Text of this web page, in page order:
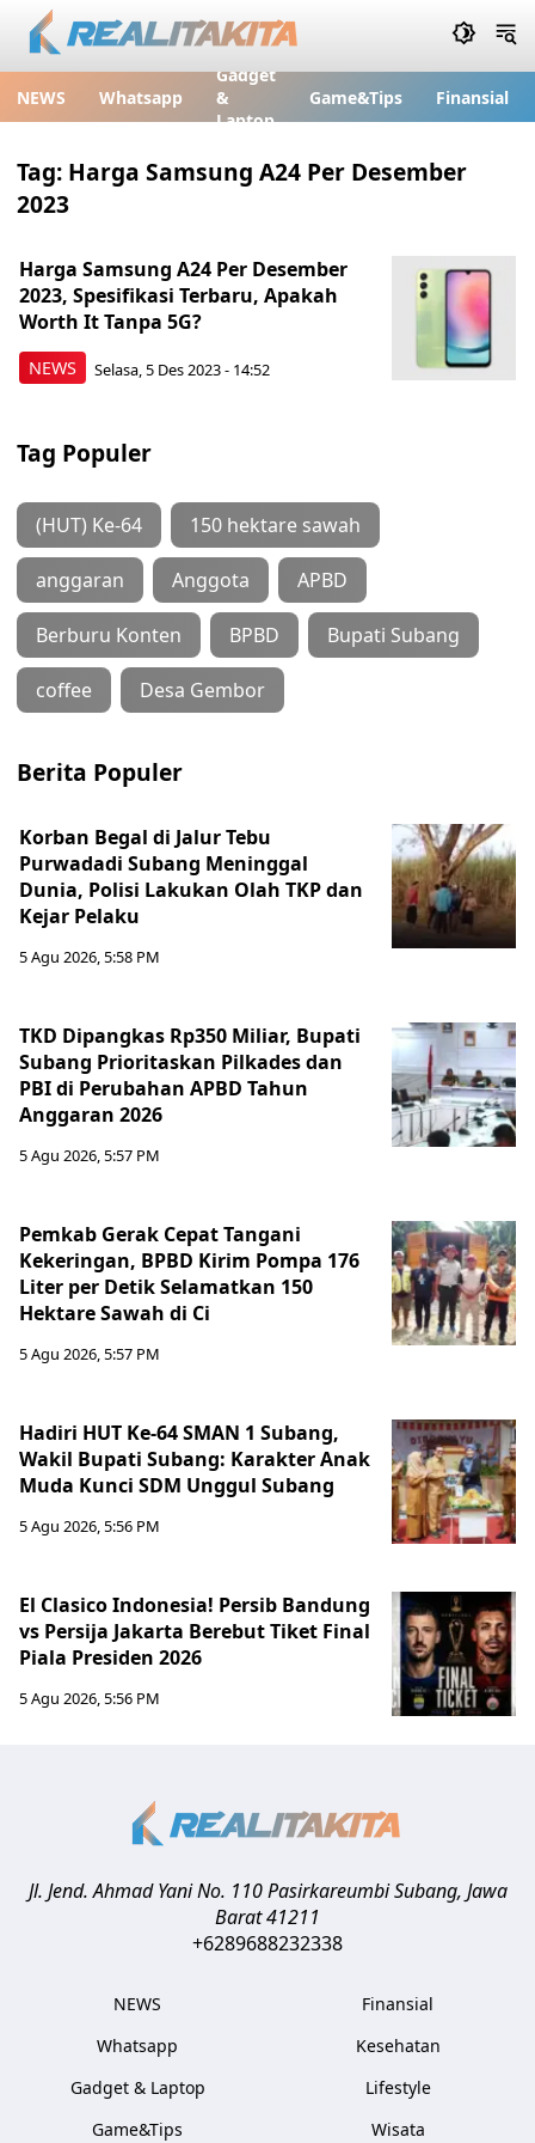
NEWS Whatsapp
Gadget
&
Laptop
Game&Tips Finansial
Tag: Harga Samsung A24 Per Desember
2023
NEWS
Harga Samsung A24 Per Desember
2023, Spesifikasi Terbaru, Apakah
Worth It Tanpa 5G?
Selasa, 5 Des 2023 - 14:52
Tag Populer
(HUT) Ke-64 150 hektare sawah
anggaran Anggota APBD
Berburu Konten BPBD Bupati Subang
coffee Desa Gembor
Berita Populer
Korban Begal di Jalur Tebu
Purwadadi Subang Meninggal
Dunia, Polisi Lakukan Olah TKP dan
Kejar Pelaku
5 Agu 2026, 5:58 PM
TKD Dipangkas Rp350 Miliar, Bupati
Subang Prioritaskan Pilkades dan
PBI di Perubahan APBD Tahun
Anggaran 2026
5 Agu 2026, 5:57 PM
Pemkab Gerak Cepat Tangani
Kekeringan, BPBD Kirim Pompa 176
Liter per Detik Selamatkan 150
Hektare Sawah di Ci
5 Agu 2026, 5:57 PM
Hadiri HUT Ke-64 SMAN 1 Subang,
Wakil Bupati Subang: Karakter Anak
Muda Kunci SDM Unggul Subang
5 Agu 2026, 5:56 PM
El Clasico Indonesia! Persib Bandung
vs Persija Jakarta Berebut Tiket Final
Piala Presiden 2026
5 Agu 2026, 5:56 PM
Jl. Jend. Ahmad Yani No. 110 Pasirkareumbi Subang, Jawa
Barat41211
+6289688232338
NEWS
Whatsapp
Gadget & Laptop
Game&Tips
Finansial
Kesehatan
Lifestyle
Wisata